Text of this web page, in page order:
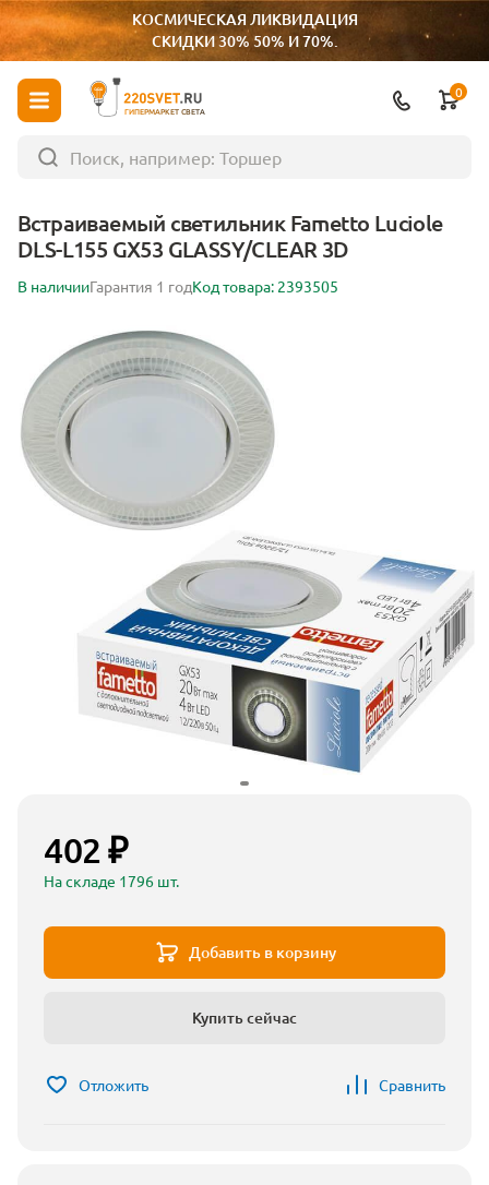
КОСМИЧЕСКАЯ ЛИКВИДАЦИЯ
СКИДКИ 30% 50% И 70%.
ГИПЕРМАРКЕТ СВЕТА
0
Встраиваемый светильник Fametto Luciole
DLS-L155 GX53 GLASSY/CLEAR 3D
В наличииГарантия 1 годКод товара: 2393505
402 ₽
На складе 1796 шт.
Добавить в корзину
Купить сейчас
Отложить Сравнить